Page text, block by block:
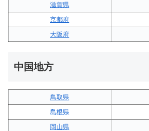
滋賀県
京都府
大阪府
中国地方
鳥取県
島根県
岡山県